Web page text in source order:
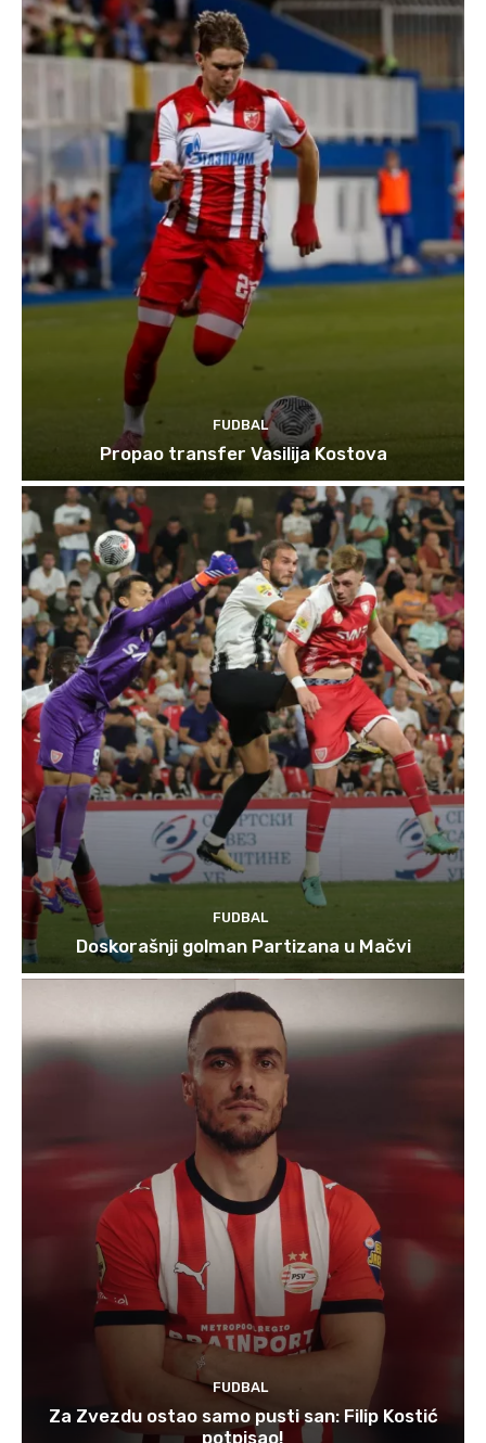
FUDBAL
Propao transfer Vasilija Kostova
FUDBAL
Doskorašnji golman Partizana u Mačvi
FUDBAL
Za Zvezdu ostao samo pusti san: Filip Kostić
potpisao!